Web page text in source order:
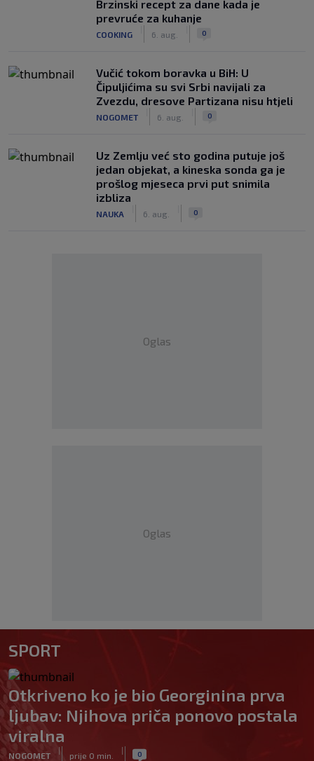
Brzinski recept za dane kada je
prevruće za kuhanje
COOKING 6. aug. 0
Vučić tokom boravka u BiH: U
Čipuljićima su svi Srbi navijali za
Zvezdu, dresove Partizana nisu htjeli
NOGOMET 6. aug. 0
Uz Zemlju već sto godina putuje još
jedan objekat, a kineska sonda ga je
prošlog mjeseca prvi put snimila
izbliza
NAUKA 6. aug. 0
Oglas
Oglas
SPORT
Otkriveno ko je bio Georginina prva
ljubav: Njihova priča ponovo postala
viralna
NOGOMET
|
prije 0 min.
| 0